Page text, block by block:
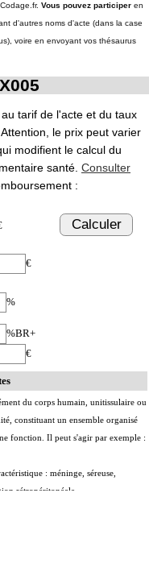
Vous pouvez participer en
d'autres noms d'acte (dans la case
voire en envoyant vos thésaurus
tarif de l'acte et du taux
le prix peut varier
modifient le calcul du
santé. Consulter
:
Calculer
€
%
%BR+
€
du corps humain, unitissulaire ou
constituant un ensemble organisé
fonction. Il peut s'agir par exemple :
: méninge, séreuse,
rétropéritonéale
ou totale, monobloc ou en
préleveur, pour chaque structure